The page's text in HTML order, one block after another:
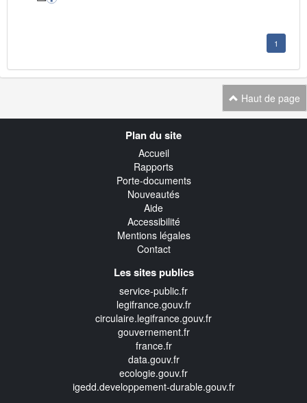
1
Haut de page
Plan du site
Accueil
Rapports
Porte-documents
Nouveautés
Aide
Accessibilité
Mentions légales
Contact
Les sites publics
service-public.fr
legifrance.gouv.fr
circulaire.legifrance.gouv.fr
gouvernement.fr
france.fr
data.gouv.fr
ecologie.gouv.fr
igedd.developpement-durable.gouv.fr